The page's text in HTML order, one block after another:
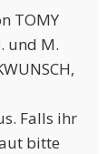
TOMY
und M.
Falls ihr
bitte